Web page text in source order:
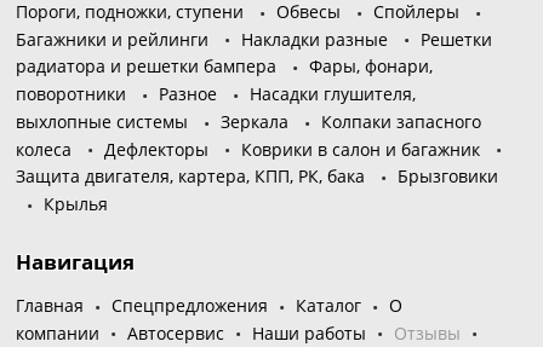
Пороги, подножки, ступени Обвесы
Спойлеры
Багажники и рейлинги
Накладки разные
Решетки
радиатора и решетки бампера
Фары, фонари,
поворотники
Разное
Насадки глушителя,
выхлопные системы
Зеркала
Колпаки запасного
колеса
Дефлекторы
Коврики в салон и багажник
Защита двигателя, картера, КПП, РК, бака
Брызговики
Крылья
Навигация
Главная Спецпредложения Каталог
О
компании
Автосервис Наши работы
Отзывы